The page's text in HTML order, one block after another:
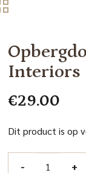
Interiors
€29.00
Dit product is op
- +